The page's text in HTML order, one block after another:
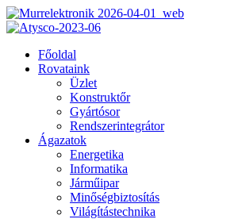
Főoldal
Rovataink
Üzlet
Konstruktőr
Gyártósor
Rendszerintegrátor
Ágazatok
Energetika
Informatika
Járműipar
Minőségbiztosítás
Világítástechnika